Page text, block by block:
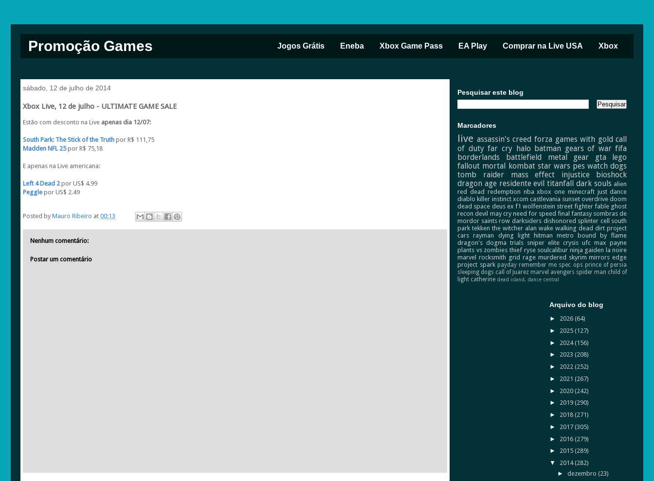
Promoção Games Jogos Grátis Eneba Xbox Game Pass EA Play Comprar na Live USA Xbox
sábado, 12 de julho de 2014
Xbox Live, 12 de julho - ULTIMATE GAME SALE
Estão com desconto na Live apenas dia 12/07:
South Park: The Stick of the Truth por R$ 111,75
Madden NFL 25por R$ 75,18
E apenas na Live americana:
Left 4 Dead 2por US$ 4.99
Peggle por US$ 2.49
Posted by Mauro Ribeiro at 00:13
Nenhum comentário:
Postar um comentário
Pesquisar este blog
Marcadores
live assassin's creed forza games with gold call
of duty far cry halo batman gears of war fifa
borderlands
battlefield metal gear gta
lego
fallout mortal kombat star wars pes watch dogs
tomb raider
mass effect injustice
bioshock
dragon age residente evil titanfall dark souls alien
red dead redemption nba xbox one minecraft just dance
diablo killer instinct xcom castlevania sunset overdrive doom
dead space deus ex f1 wolfenstein street fighter fable ghost
recon devil may cry need for speed final fantasy sombras de
mordor saints row darksiders dishonored splinter cell south
park tekken the witcher alan wake walking dead dirt project
cars rayman dying light hitman metro
bound by flame
dragon's dogma trials sniper elite crysis ufc max payne
plants vs zombies thief ryse soulcalibur ninja gaiden la noire
marvel rocksmith grid rage murdered skyrim mirrors edge
project spark payday remember me spec ops prince of persia
sleeping dogs call of Juarez marvel avengers spider man child of
light catherine dead island. dance central
Arquivo do blog
► 2026(64)
► 2025(127)
► 2024(156)
► 2023(208)
► 2022(252)
► 2021(267)
► 2020(242)
► 2019(290)
► 2018(271)
► 2017(305)
► 2016(279)
► 2015(289)
▼ 2014(282)
► dezembro (23)